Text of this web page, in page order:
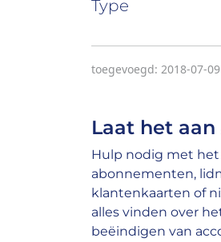
Type
toegevoegd: 2018-07-09
Laat het
Hulp nodig met
abonnementen,
klantenkaarten of
alles vinden over
beëindigen van